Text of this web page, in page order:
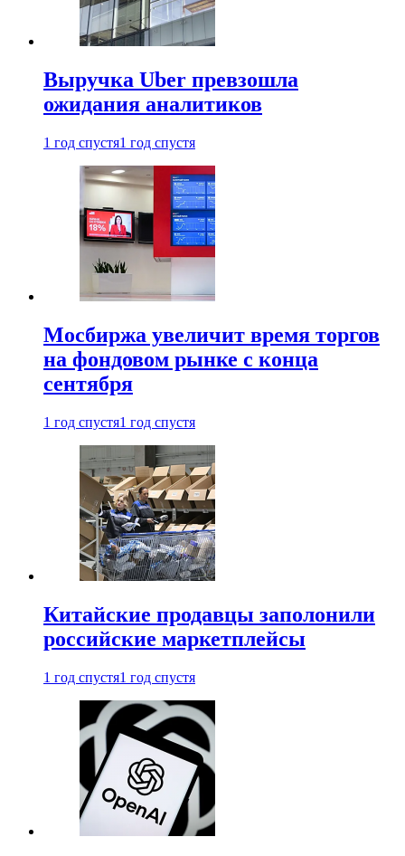
Выручка Uber превзошла
ожидания аналитиков
1 год спустя1 год спустя
Мосбиржа увеличит время торгов
на фондовом рынке с конца
сентября
1 год спустя1 год спустя
Китайские продавцы заполонили
российские маркетплейсы
1 год спустя1 год спустя